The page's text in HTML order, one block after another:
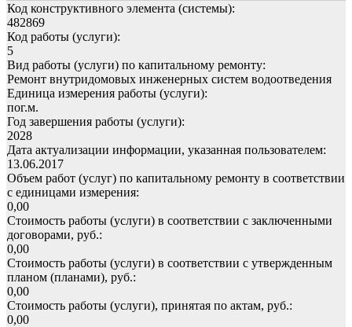
Код конструктивного элемента (системы):
482869
Код работы (услуги):
5
Вид работы (услуги) по капитальному ремонту:
Ремонт внутридомовых инженерных систем водоотведения
Единица измерения работы (услуги):
пог.м.
Год завершения работы (услуги):
2028
Дата актуализации информации, указанная пользователем:
13.06.2017
Объем работ (услуг) по капитальному ремонту в соответствии
с единицами измерения:
0,00
Стоимость работы (услуги) в соответствии с заключенными
договорами, руб.:
0,00
Стоимость работы (услуги) в соответствии с утвержденным
планом (планами), руб.:
0,00
Стоимость работы (услуги), принятая по актам, руб.:
0,00